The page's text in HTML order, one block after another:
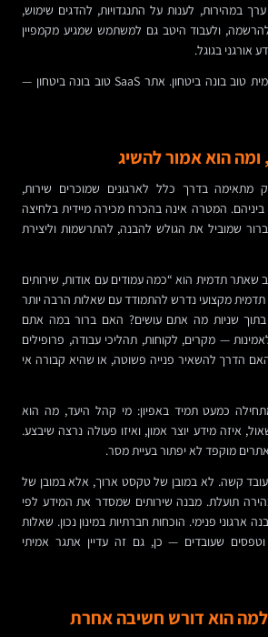
במהירות, לענות על התנגדויות, להדגים שימוש,
להרשמה, ולעבוד היטב גם למשתמש שמגיע מקמפיין
אורגני בגוגל.
במילים פשוטות: אתר תדמית טוב בונה ביטחון. אתר SaaS טוב בונה ביטחון —
הוא אמור להשיג
מתאימה בדרך כלל לארגונים שמוכרים שירות,
ביניהם. המטרה אינה בהכרח מכירה מיידית בלחיצה
שמוביל את הגולש להבנה, להתרשמות וליצירת
שאתר תדמית הוא “כמה עמודים עם אודות, שירותים
תדמית מקצועי נדרש להתמודד עם שאלות הרבה יותר
שניות מה אתם עושים? האם ברור במה אתם
— מקרים, לקוחות, תהליכי עבודה, פרופילים
הדרך להשאיר פנייה פשוטה, או שהיא קבורה אי
כמעט תמיד באפיון: מי קהל היעד, מה הוא
איזה מידע יוצר אמון, ואיזו פעולה נרצה שיבצע.
מוקפד לא יפתור בעיית מסר.
קשה. לא במובן של טקסט ארוך, אלא במובן של
תועלת. מבנה שירותים שמסדר את המידע לפי
ארגוני פנימי. הוכחות חברתיות במינון נכון. שאלות
וטפסים שעובדים — כן, גם זה עדיין אתגר אמיתי